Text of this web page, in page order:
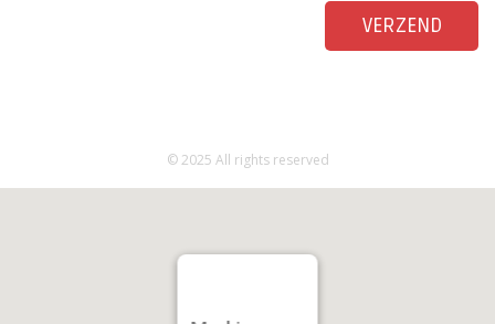
© 2025 All rights reserved